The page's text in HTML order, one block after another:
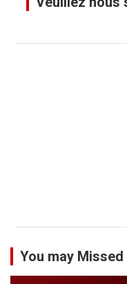
You may Missed